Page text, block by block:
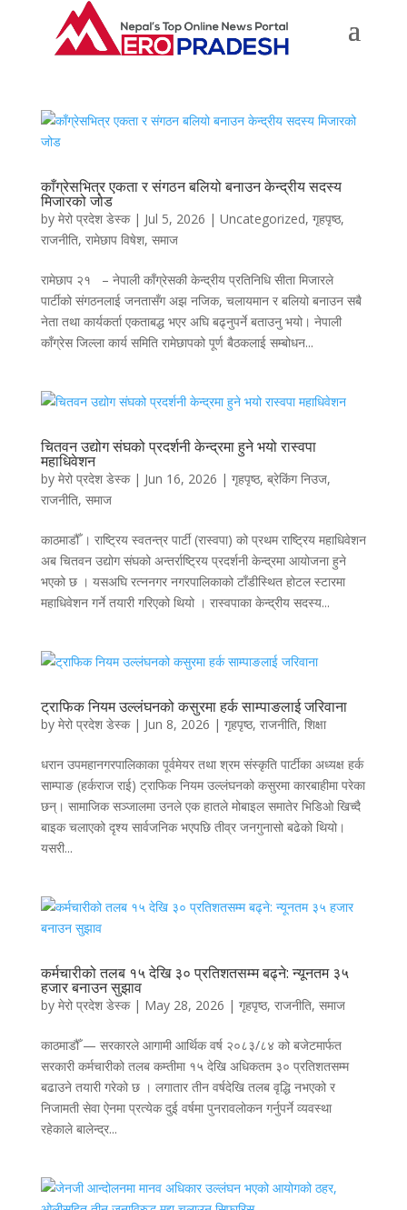
काँग्रेसभित्र एकता र संगठन बलियो बनाउन केन्द्रीय सदस्य
मिजारको जोड
by मेरो प्रदेश डेस्क| Jul 5, 2026 | Uncategorized, गृहपृष्ठ,
राजनीति, रामेछाप विषेश, समाज
रामेछाप २१ – नेपाली काँग्रेसकी केन्द्रीय प्रतिनिधि सीता मिजारले
पार्टीको संगठनलाई जनतासँग अझ नजिक, चलायमान र बलियो बनाउन सबै
नेता तथा कार्यकर्ता एकताबद्ध भएर अघि बढ्नुपर्ने बताउनु भयो। नेपाली
काँग्रेस जिल्ला कार्य समिति रामेछापको पूर्ण बैठकलाई सम्बोधन...
चितवन उद्योग संघको प्रदर्शनी केन्द्रमा हुने भयो रास्वपा
महाधिवेशन
by मेरो प्रदेश डेस्क| Jun 16, 2026 | गृहपृष्ठ, ब्रेकिंग निउज,
राजनीति, समाज
काठमाडौँ । राष्ट्रिय स्वतन्त्र पार्टी (रास्वपा) को प्रथम राष्ट्रिय महाधिवेशन
अब चितवन उद्योग संघको अन्तर्राष्ट्रिय प्रदर्शनी केन्द्रमा आयोजना हुने
भएको छ । यसअघि रत्ननगर नगरपालिकाको टाँडीस्थित होटल स्टारमा
महाधिवेशन गर्ने तयारी गरिएको थियो । रास्वपाका केन्द्रीय सदस्य...
ट्राफिक नियम उल्लंघनको कसुरमा हर्क साम्पाङलाई जरिवाना
by मेरो प्रदेश डेस्क| Jun 8, 2026 | गृहपृष्ठ, राजनीति, शिक्षा
धरान उपमहानगरपालिकाका पूर्वमेयर तथा श्रम संस्कृति पार्टीका अध्यक्ष हर्क
साम्पाङ (हर्कराज राई) ट्राफिक नियम उल्लंघनको कसुरमा कारबाहीमा परेका
छन्। सामाजिक सञ्जालमा उनले एक हातले मोबाइल समातेर भिडिओ खिच्दै
बाइक चलाएको दृश्य सार्वजनिक भएपछि तीव्र जनगुनासो बढेको थियो।
यसरी...
कर्मचारीको तलब १५ देखि ३० प्रतिशतसम्म बढ्ने: न्यूनतम ३५
हजार बनाउन सुझाव
by मेरो प्रदेश डेस्क| May 28, 2026 | गृहपृष्ठ, राजनीति, समाज
काठमाडौँ — सरकारले आगामी आर्थिक वर्ष २०८३/८४ को बजेटमार्फत
सरकारी कर्मचारीको तलब कम्तीमा १५ देखि अधिकतम ३० प्रतिशतसम्म
बढाउने तयारी गरेको छ । लगातार तीन वर्षदेखि तलब वृद्धि नभएको र
निजामती सेवा ऐनमा प्रत्येक दुई वर्षमा पुनरावलोकन गर्नुपर्ने व्यवस्था
रहेकाले बालेन्द्र...